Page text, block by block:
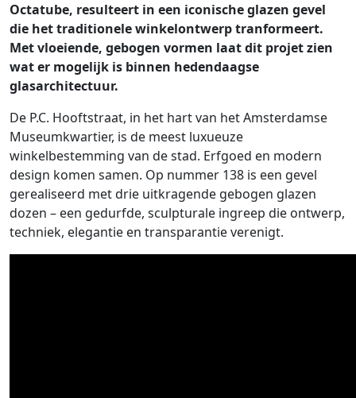
Octatube, resulteert in een iconische glazen gevel
die het traditionele winkelontwerp tranformeert.
Met vloeiende, gebogen vormen laat dit projet zien
wat er mogelijk is binnen hedendaagse
glasarchitectuur.
De P.C. Hooftstraat, in het hart van het Amsterdamse
Museumkwartier, is de meest luxueuze
winkelbestemming van de stad. Erfgoed en modern
design komen samen. Op nummer 138 is een gevel
gerealiseerd met drie uitkragende gebogen glazen
dozen – een gedurfde, sculpturale ingreep die ontwerp,
techniek, elegantie en transparantie verenigt.